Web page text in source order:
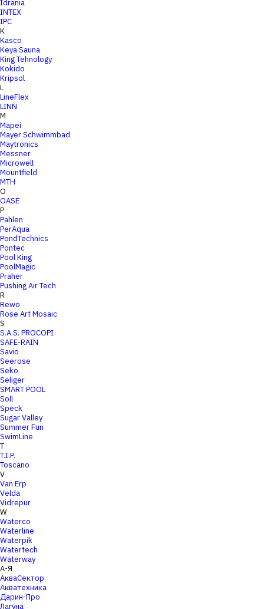
Idrania
INTEX
IPC
K
Kasco
Keya Sauna
King Tehnology
Kokido
Kripsol
L
LineFlex
LINN
M
Mapei
Mayer Schwimmbad
Maytronics
Messner
Microwell
Mountfield
MTH
O
OASE
P
Pahlen
PerAqua
PondTechnics
Pontec
Pool King
PoolMagic
Praher
Pushing Air Tech
R
Rewo
Rose Art Mosaic
S
S.A.S. PROCOPI
SAFE-RAIN
Savio
Seerose
Seko
Seliger
SMART POOL
Soll
Speck
Sugar Valley
Summer Fun
SwimLine
T
T.I.P.
Toscano
V
Van Erp
Velda
Vidrepur
W
Waterco
Waterline
Waterpik
Watertech
Waterway
А-Я
АкваСектор
Акватехника
Дарин-Про
Лагуна